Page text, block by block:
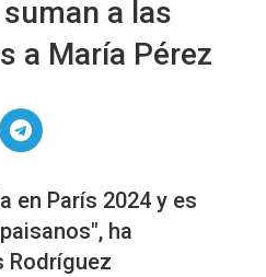
a las
a María Pérez
en París 2024 y es
ha
Rodríguez